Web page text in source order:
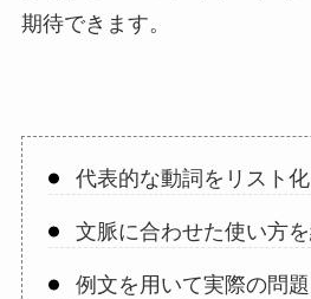
期待できます。
代表的な動詞をリスト
文脈に合わせた使い方
例文を用いて実際の問